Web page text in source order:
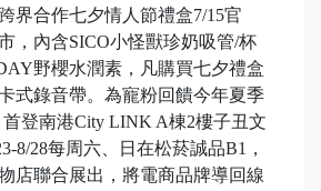
界合作七夕情人節禮盒7/15官
，內含SICO小怪獸珍奶吸管/杯
野櫻水潤素，凡購買七夕禮盒
式錄音帶。為寵粉回饋今年夏季
首登南港City LINK A棟2樓子丑文
8/28每周六、日在松菸誠品B1，
店聯合展出，將電商品牌導回線